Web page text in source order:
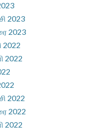
2023
2023
2022
2022
2022
2022